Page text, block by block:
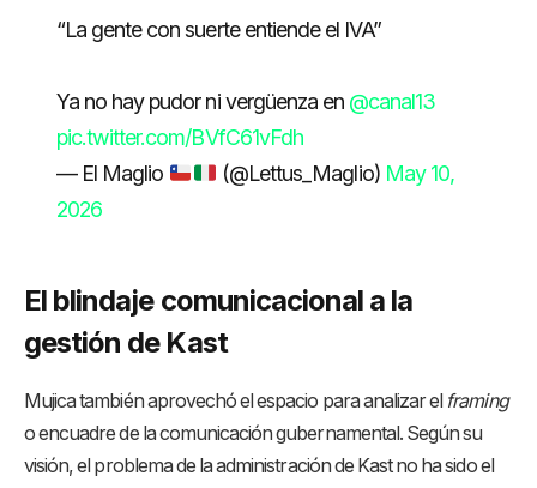
“La gente con suerte entiende el IVA”
Ya no hay pudor ni vergüenza en @canal13
pic.twitter.com/BVfC61vFdh
— El Maglio
(@Lettus_Maglio) May 10,
2026
El blindaje comunicacional a la
gestión de Kast
Mujica también aprovechó el espacio para analizar el framing
o encuadre de la comunicación gubernamental. Según su
visión, el problema de la administración de Kast no ha sido el